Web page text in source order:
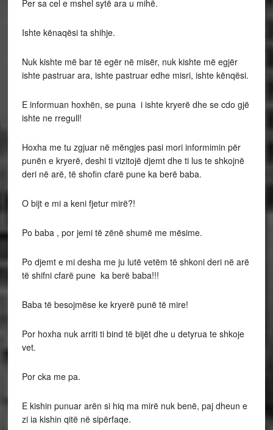
Per sa cel e mshel sytë ara u mihë.
Ishte kënaqësi ta shihje.
Nuk kishte më bar të egër në misër, nuk kishte më egjër
ishte pastruar ara, ishte pastruar edhe misri, ishte kënqësi.
E informuan hoxhën, se puna i ishte kryerë dhe se cdo gjë
ishte ne rregull!
Hoxha me tu zgjuar në mëngjes pasi mori informimin për
punën e kryerë, deshi ti vizitojë djemt dhe ti lus te shkojnë
deri në arë, të shofin cfarë pune ka berë baba.
O bijt e mi a keni fjetur mirë?!
Po baba , por jemi të zënë shumë me mësime.
Po djemt e mi desha me ju lutë vetëm të shkoni deri në arë
të shifni cfarë pune ka berë baba!!!
Baba të besojmëse ke kryerë punë të mire!
Por hoxha nuk arriti ti bind të bijët dhe u detyrua te shkoje
vet.
Por cka me pa.
E kishin punuar arën si hiq ma mirë nuk benë, paj dheun e
zi ia kishin qitë në sipërfaqe.